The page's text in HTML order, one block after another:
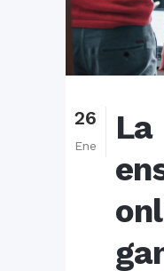
26
Ene
La